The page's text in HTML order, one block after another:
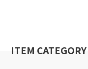
ITEM CATEGORY